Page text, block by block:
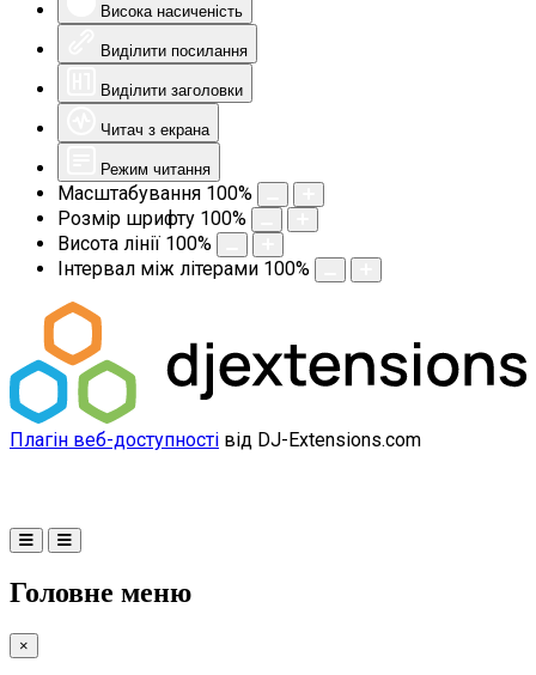
Висока насиченість
Виділити посилання
Виділити заголовки
Читач з екрана
Режим читання
Масштабування 100%
Розмір шрифту 100%
Висота лінії 100%
Інтервал між літерами 100%
Плагін веб-доступності від DJ-Extensions.com
Головне меню
×